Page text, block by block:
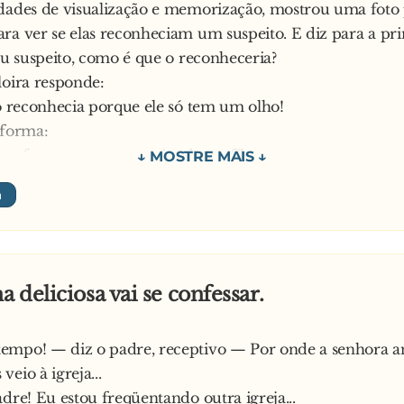
de visualização e memorização, mostrou uma
ver se elas reconheciam um suspeito. E diz para a
suspeito, como é que o reconheceria?
responde:
reconhecia porque ele só tem um olho!
a foto mostra o suspeito de perfil…
pela resposta ridícula que recebeu, mostra a foto à
e pergunta:
suspeito, como é que o reconheceria?
dá um sorrisinho maroto, sacode os cabelos pró
responde:
ele está de perfil! Essa é a melhor resposta que vocês
ele mostra a foto à terceira loira e pergunta
deliciosa vai se confessar.
— diz o padre, receptivo — Por onde a senhora
à igreja...
Eu estou freqüentando outra igreja...